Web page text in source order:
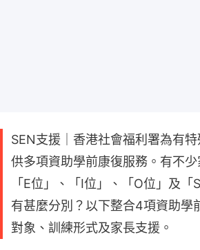
SEN支援｜香港社會福利署為有
供多項資助學前康復服務。有不
「E位」、「I位」、「O位」及「
有甚麼分別？以下整合4項資助學
對象、訓練形式及家長支援。